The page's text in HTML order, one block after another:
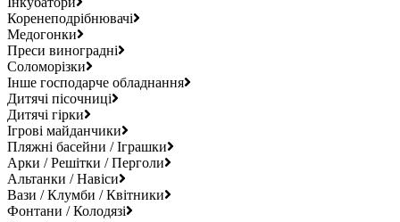
Коренеподрібнювачі
Медогонки
Преси виноградні
Соломорізки
Інше господарче обладнання
Дитячі пісочниці
Дитячі гірки
Ігрові майданчики
Пляжні басейни / Іграшки
Арки / Решітки / Перголи
Альтанки / Навіси
Вази / Клумби / Квітники
Фонтани / Колодязі